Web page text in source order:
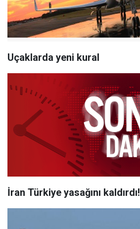
Uçaklarda yeni kural
İran Türkiye yasağını kaldırdı!